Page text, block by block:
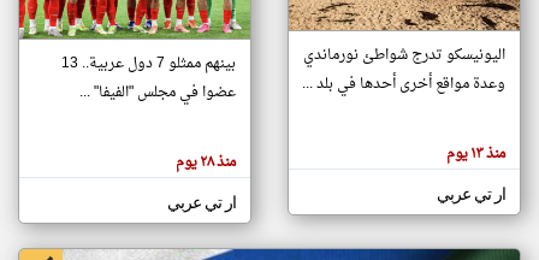
تغيير الدولة
اخبار جزر القمر على مدار الساعة
أهم اخبار جزر القمر العاجلة والمباشرة
هنا عن
وجهة
كاتبيها.
اليونيسكو تدرج شواطئ نورماندي
وعدة مواقع أخرى أحدها في بلد ...
منذ ١٣ يوم
ار تي عربي
بينهم ممثلو 7 دول عربية.. 13
عضوا في مجلس "الفيفا" ...
منذ ٢٨ يوم
ار تي عربي
klyoum.com